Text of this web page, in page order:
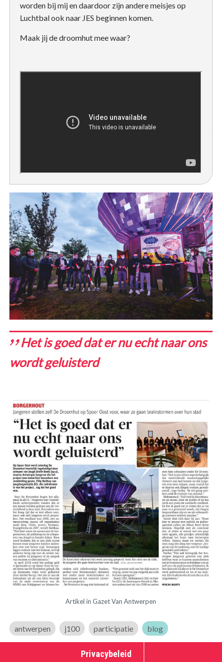
worden bij mij en daardoor zijn andere meisjes op
Luchtbal ook naar JES beginnen komen.
Maak jij de droomhut mee waar?
Het is goed dat er nu echt naar ons
wordt geluisterd
Artikel in Gazet Van Antwerpen
antwerpen j100 participatie blog
Privacybeleid